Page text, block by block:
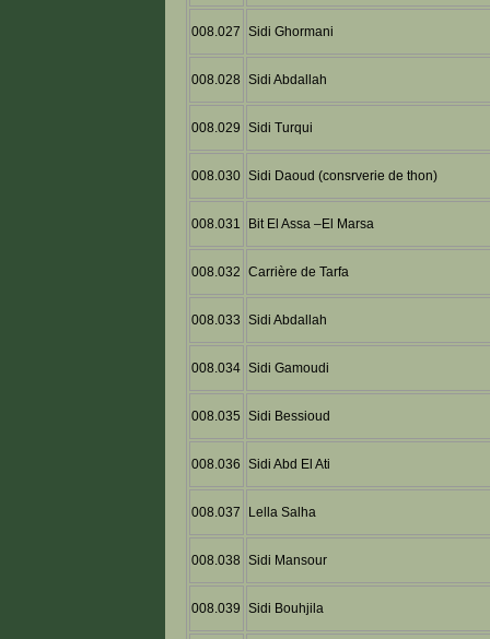
008.027 Sidi Ghormani
008.028 Sidi Abdallah
008.029 Sidi Turqui
008.030 Sidi Daoud (consrverie de thon)
008.031 Bit El Assa –El Marsa
008.032 Carrière de Tarfa
008.033 Sidi Abdallah
008.034 Sidi Gamoudi
008.035 Sidi Bessioud
008.036 Sidi Abd El Ati
008.037 Lella Salha
008.038 Sidi Mansour
008.039 Sidi Bouhjila